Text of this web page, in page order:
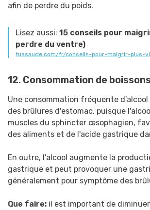
afin de perdre du poids.
Lisez aussi: 15 conseils pour
perdre du ventre)
tuasaude.com/fr/conseils-pour-maigrir-plus-
12. Consommation de
Une consommation fréquente
des brûlures d'estomac, puisque
muscles du sphincter œsophagien,
des aliments et de l'acide gastrique
En outre, l'alcool augmente la
gastrique et peut provoquer une
généralement pour symptôme des
Que faire: il est important de